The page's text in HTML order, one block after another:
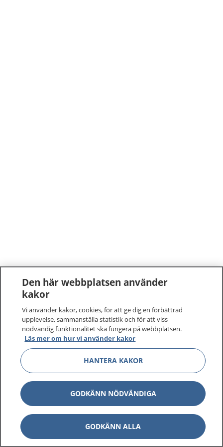
Den här webbplatsen använder
kakor
Vi använder kakor, cookies, för att ge dig en förbättrad
upplevelse, sammanställa statistik och för att viss
nödvändig funktionalitet ska fungera på webbplatsen.
Läs mer om hur vi använder kakor
HANTERA KAKOR
GODKÄNN NÖDVÄNDIGA
GODKÄNN ALLA